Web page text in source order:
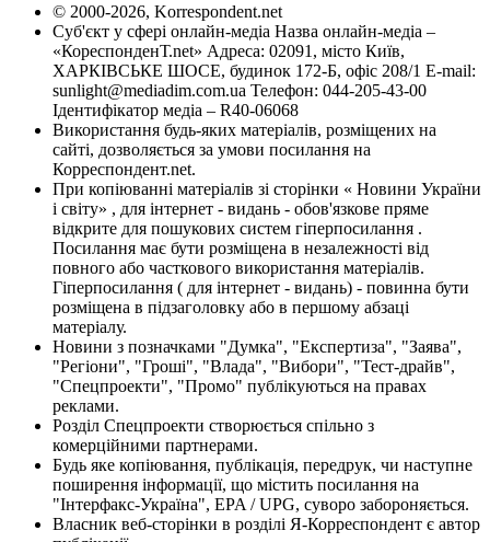
© 2000-2026, Korrespondent.net
Суб'єкт у сфері онлайн-медіа Назва онлайн-медіа –
«КореспонденТ.net» Адреса: 02091, місто Київ,
ХАРКІВСЬКЕ ШОСЕ, будинок 172-Б, офіс 208/1 E-mail:
sunlight@mediadim.com.ua Телефон: 044-205-43-00
Ідентифікатор медіа – R40-06068
Використання будь-яких матеріалів, розміщених на
сайті, дозволяється за умови посилання на
Корреспондент.net.
При копіюванні матеріалів зі сторінки « Новини України
і світу» , для інтернет - видань - обов'язкове пряме
відкрите для пошукових систем гіперпосилання .
Посилання має бути розміщена в незалежності від
повного або часткового використання матеріалів.
Гіперпосилання ( для інтернет - видань) - повинна бути
розміщена в підзаголовку або в першому абзаці
матеріалу.
Новини з позначками "Думка", "Експертиза", "Заява",
"Регіони", "Гроші", "Влада", "Вибори", "Тест-драйв",
"Спецпроекти", "Промо" публікуються на правах
реклами.
Розділ Спецпроекти створюється спільно з
комерційними партнерами.
Будь яке копіювання, публікація, передрук, чи наступне
поширення інформації, що містить посилання на
"Інтерфакс-Україна", EPA / UPG, суворо забороняється.
Власник веб-сторінки в розділі Я-Корреспондент є автор